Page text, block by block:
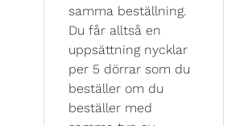
samma beställning.
Du får alltså en
uppsättning nycklar
per 5 dörrar som du
beställer om du
beställer med